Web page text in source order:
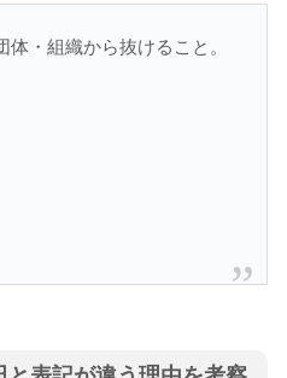
体・組織から抜けること。